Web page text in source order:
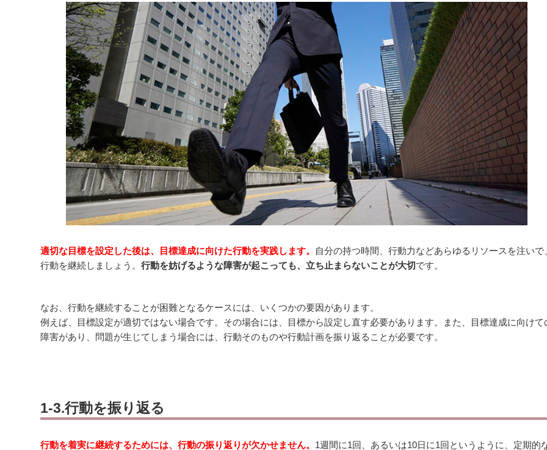
適切な目標を設定した後は、目標達成に向けた行動を実践します。
自分の持つ時間、行動力などあらゆるリソースを注いで
行動を継続しましょう。 行動を妨げるような障害が起こっても、立ち止まらないことが大切です。
なお、行動を継続することが困難となるケースには、いくつかの要因があります。
例えば、目標設定が適切ではない場合です。その場合には、目標から設定し直す必要があります。また、目標達成に向けて
障害があり、問題が生じてしまう場合には、行動そのものや行動計画を振り返ることが必要です。
1-3.行動を振り返る
行動を着実に継続するためには、行動の振り返りが欠かせません。 1週間に1回、あるいは10日に1回というように、定期的